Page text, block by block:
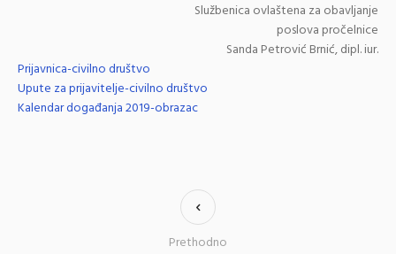
Službenica ovlaštena za obavljanje
poslova pročelnice
Sanda Petrović Brnić, dipl. iur.
Prijavnica-civilno društvo
Upute za prijavitelje-civilno društvo
Kalendar događanja 2019-obrazac
Prethodno